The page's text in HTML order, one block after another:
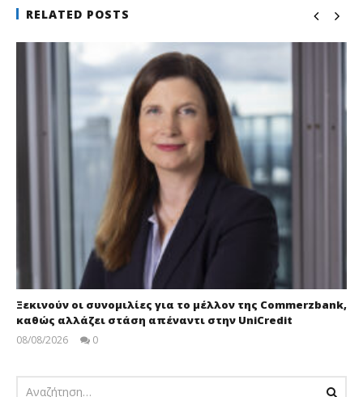
RELATED POSTS
Ξεκινούν οι συνομιλίες για το μέλλον της Commerzbank,
καθώς αλλάζει στάση απέναντι στην UniCredit
08/08/2026
0